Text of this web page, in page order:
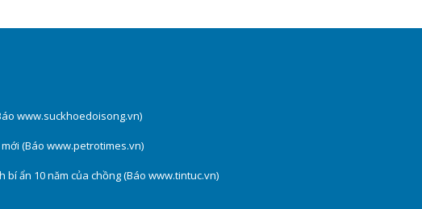
www.suckhoedoisong.vn)
(Báo www.petrotimes.vn)
ẩn 10 năm của chồng (Báo www.tintuc.vn)